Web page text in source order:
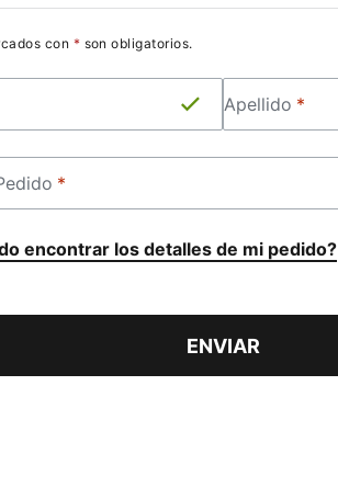
con * son obligatorios.
APELLIDO
Apellido *
*
encontrar los detalles de mi pedido?
ENVIAR